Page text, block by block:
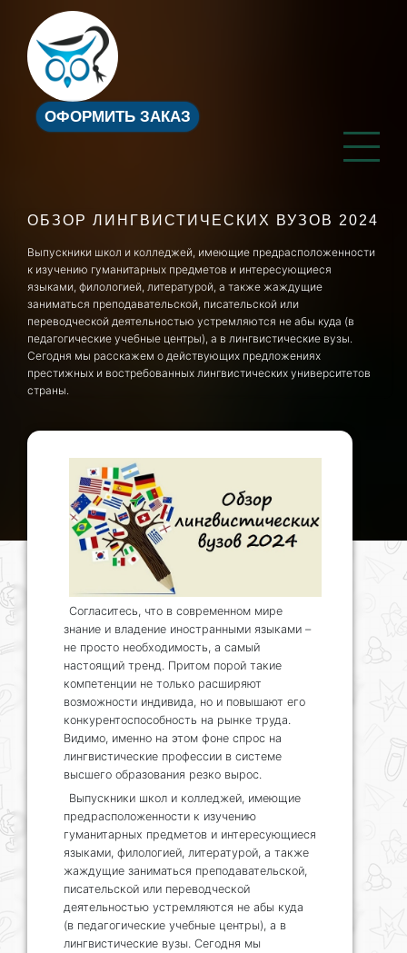
ОФОРМИТЬ ЗАКАЗ
ОБЗОР ЛИНГВИСТИЧЕСКИХ ВУЗОВ 2024
Выпускники школ и колледжей, имеющие предрасположенности
к изучению гуманитарных предметов и интересующиеся
языками, филологией, литературой, а также жаждущие
заниматься преподавательской, писательской или
переводческой деятельностью устремляются не абы куда (в
педагогические учебные центры), а в лингвистические вузы.
Сегодня мы расскажем о действующих предложениях
престижных и востребованных лингвистических университетов
страны.
Согласитесь, что в современном мире
знание и владение иностранными языками –
не просто необходимость, а самый
настоящий тренд. Притом порой такие
компетенции не только расширяют
возможности индивида, но и повышают его
конкурентоспособность на рынке труда.
Видимо, именно на этом фоне спрос на
лингвистические профессии в системе
высшего образования резко вырос.
Выпускники школ и колледжей, имеющие
предрасположенности к изучению
гуманитарных предметов и интересующиеся
языками, филологией, литературой, а также
жаждущие заниматься преподавательской,
писательской или переводческой
деятельностью устремляются не абы куда
(в педагогические учебные центры), а в
лингвистические вузы. Сегодня мы